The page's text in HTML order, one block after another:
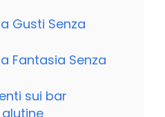
Gusti Senza
Fantasia Senza
sui bar